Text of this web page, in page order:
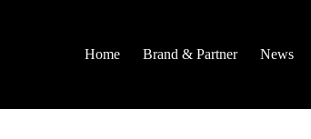
Home Brand & Partner News